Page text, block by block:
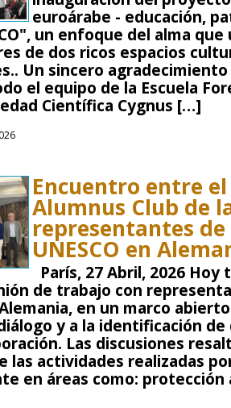
euroárabe - educación,
un enfoque del alma que
de dos ricos espacios
Un sincero
el equipo de la Escuela
Científica Cygnus […]
Encuentro entre
Alumnus Club de
representantes
UNESCO en
París, 27 Abril, 2026
de trabajo con
Alemania, en un marco
y a la identificación
Las discusiones
las actividades realizadas
en áreas como: